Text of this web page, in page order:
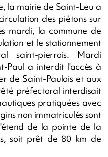
la mairie de Saint-Leu a
des piétons sur
mardi, la commune de
et le stationnement
saint-pierrois. Mardi
Paul a interdit l'accès à
de Saint-Paulois et aux
préfectoral interdisait
pratiquées avec
non immatriculés sont
de la pointe de la
soit prêt de 80 km de